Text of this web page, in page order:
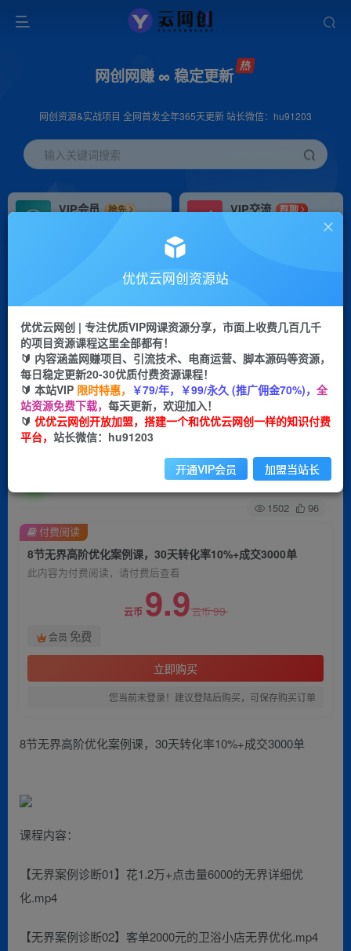
网创网赚 ∞ 稳定更新
网创资源&实战项目 全网首发全年365天更新 站长微信：hu91203
输入关键词搜索
VIP会员
抢先
VIP交流
群聊
研究探讨更多创业项目路子。
会员专属推广链接
挂机 项目
脚本卡密
APP下载
GO
首页 创业课程 会员免费 正文
8节无界高阶优化案例课，30天转化率10%+成交
3000单
关注 私信
1502 96
8节无界高阶优化案例课，30天转化率10%+成交3000单
此内容为付费阅读，请付费后查看
云币 9.9云币99
会员 免费
立即购买
您当前未登录！建议登陆后购买，可保存购买订单
付费阅读
8节无界高阶优化案例课，30天转化率10%+成交3000单
课程内容：
【无界案例诊断01】花1.2万+点击量6000的无界详细优
化.mp4
【无界案例诊断02】客单2000元的卫浴小店无界优化.mp4
优优云网创资源站
优优云网创 | 专注优质VIP网课资源分享，市面上收费几百几千
的项目资源课程这里全部都有！
🔰 内容涵盖网赚项目、引流技术、电商运营、脚本源码等资源，
每日稳定更新20-30优质付费资源课程！
🔰 本站VIP 限时特惠， ￥79/年，￥99/永久 (推广佣金70%)， 全
站资源免费下载， 每天更新，欢迎加入！
🔰 优优云网创开放加盟，搭建一个和优优云网创一样的知识付费
平台， 站长微信：hu91203
开通VIP会员 加盟当站长